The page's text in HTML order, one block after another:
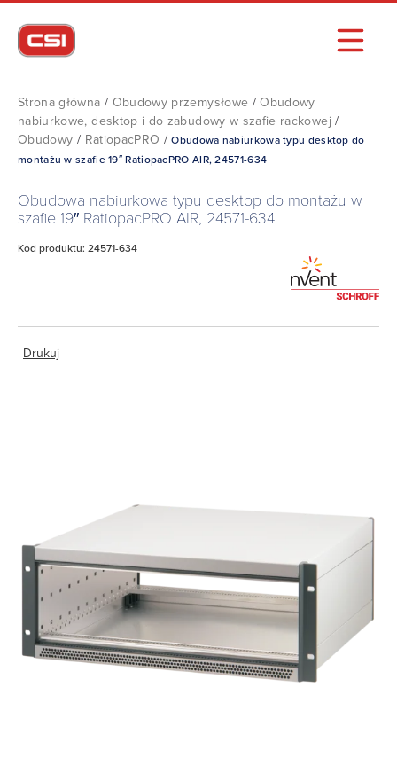
Strona główna / Obudowy przemysłowe /Obudowy
nabiurkowe, desktop i do zabudowy w szafie rackowej /
Obudowy / RatiopacPRO /Obudowa nabiurkowa typu desktop do
montażu w szafie 19″ RatiopacPRO AIR, 24571-634
Obudowa nabiurkowa typu desktop do montażu w
szafie 19″ RatiopacPRO AIR, 24571-634
Kod produktu: 24571-634
Drukuj